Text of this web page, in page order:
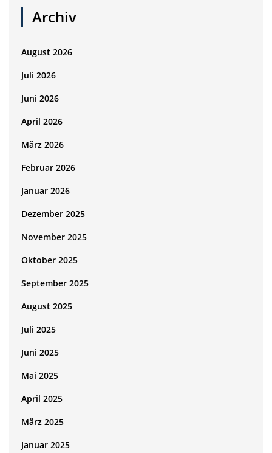
Archiv
August 2026
Juli 2026
Juni 2026
April 2026
März 2026
Februar 2026
Januar 2026
Dezember 2025
November 2025
Oktober 2025
September 2025
August 2025
Juli 2025
Juni 2025
Mai 2025
April 2025
März 2025
Januar 2025